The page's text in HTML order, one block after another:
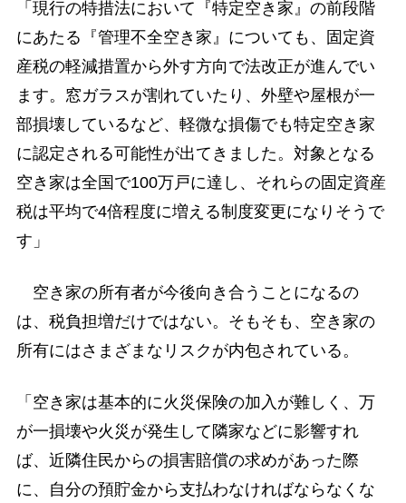
「現行の特措法において『特定空き家』の前段階
にあたる『管理不全空き家』についても、固定資
産税の軽減措置から外す方向で法改正が進んでい
ます。窓ガラスが割れていたり、外壁や屋根が一
部損壊しているなど、軽微な損傷でも特定空き家
に認定される可能性が出てきました。対象となる
空き家は全国で100万戸に達し、それらの固定資産
税は平均で4倍程度に増える制度変更になりそうで
す」
空き家の所有者が今後向き合うことになるの
は、税負担増だけではない。そもそも、空き家の
所有にはさまざまなリスクが内包されている。
「空き家は基本的に火災保険の加入が難しく、万
が一損壊や火災が発生して隣家などに影響すれ
ば、近隣住民からの損害賠償の求めがあった際
に、自分の預貯金から支払わなければならなくな